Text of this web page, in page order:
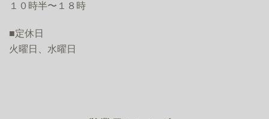
１０時半〜１８時
■定休日
火曜日、水曜日